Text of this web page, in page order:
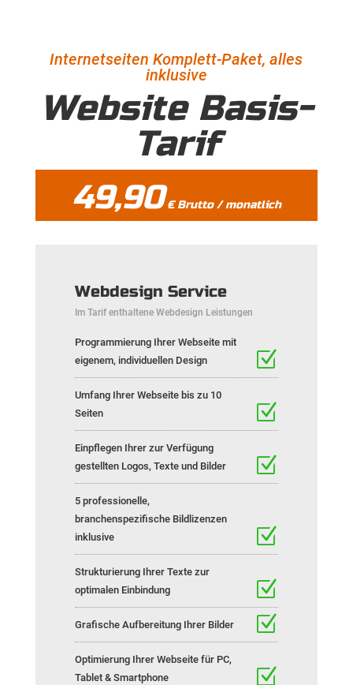
Internetseiten Komplett-Paket, alles
inklusive
Website Basis-
Tarif
49,90€ Brutto / monatlich
Webdesign Service
Im Tarif enthaltene Webdesign Leistungen
Programmierung Ihrer Webseite mit
eigenem, individuellen Design
Umfang Ihrer Webseite bis zu 10
Seiten
Einpflegen Ihrer zur Verfügung
gestellten Logos, Texte und Bilder
5 professionelle,
branchenspezifische Bildlizenzen
inklusive
Strukturierung Ihrer Texte zur
optimalen Einbindung
Grafische Aufbereitung Ihrer Bilder
Optimierung Ihrer Webseite für PC,
Tablet & Smartphone